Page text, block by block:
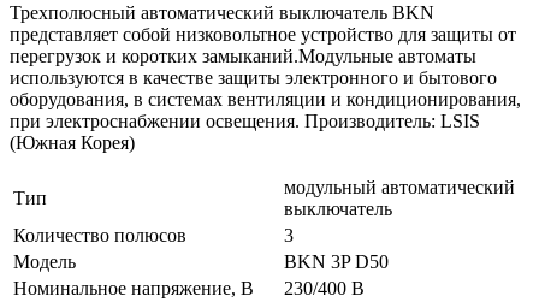
Трехполюсный автоматический выключатель BKN
представляет собой низковольтное устройство для защиты от
перегрузок и коротких замыканий.Модульные автоматы
используются в качестве защиты электронного и бытового
оборудования, в системах вентиляции и кондиционирования,
при электроснабжении освещения. Производитель: LSIS
(Южная Корея)
Тип
модульный автоматический
выключатель
Количество полюсов
3
Модель
BKN 3P D50
Номинальное напряжение, В
230/400 В